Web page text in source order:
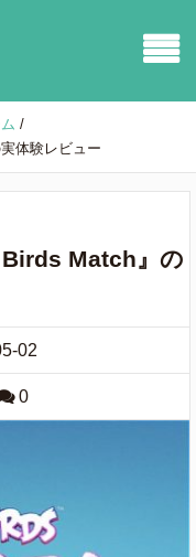
/
体験レビュー
Match』の
02
0